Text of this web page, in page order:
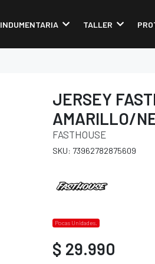
INDUMENTARIA TALLER
JERSEY
AMARILLO/
FASTHOUSE
SKU: 73962782875609
Pocas Unidades.
$ 29.990